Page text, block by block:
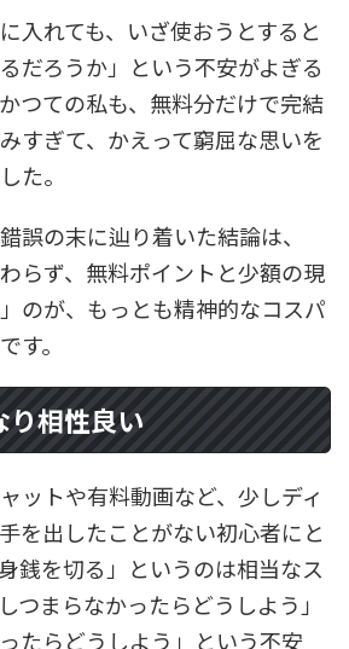
入れても、いざ使おうとすると
だろうか」という不安がよぎる
つての私も、無料分だけで完結
すぎて、かえって窮屈な思いを
た。
誤の末に辿り着いた結論は、
らず、無料ポイントと少額の現
のが、もっとも精神的なコスパ
す。
り相性良い
ットや有料動画など、少しディ
を出したことがない初心者にと
銭を切る」というのは相当なス
つまらなかったらどうしよう」
たらどうしよう」という不安